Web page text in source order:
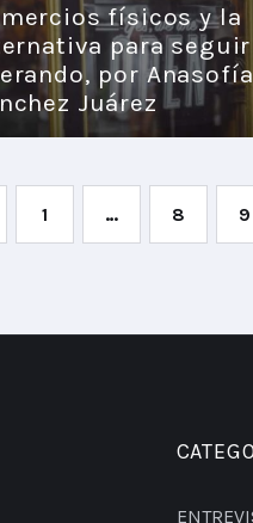
físicos y la
para seguir
por Anasofía
Juárez
1 … 8 9